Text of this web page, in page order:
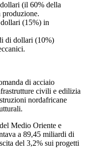
(il 60% della
produzione.
(15%) in
di dollari (10%)
di acciaio
civili e edilizia
nordafricane
Medio Oriente e
a 89,45 miliardi di
del 3,2% sui progetti